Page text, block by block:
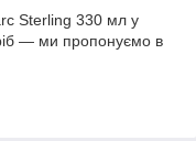
Sterling 330 мл у
— ми пропонуємо в